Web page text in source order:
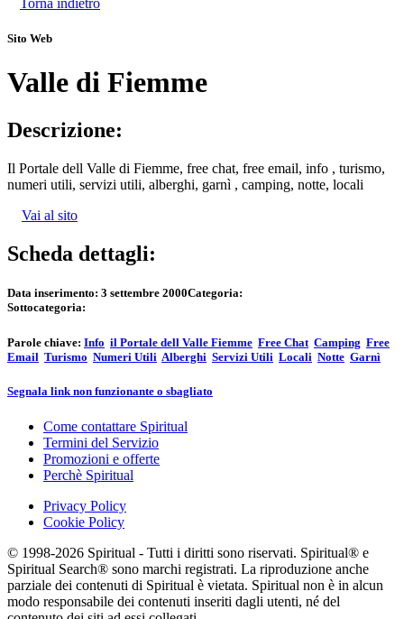
Sito Web
Valle di Fiemme
Descrizione:
Il Portale dell Valle di Fiemme, free chat, free email, info , turismo,
numeri utili, servizi utili, alberghi, garnì , camping, notte, locali
Vai al sito
Scheda dettagli:
Data inserimento: 3 settembre 2000Categoria:
Sottocategoria:
Parole chiave: Info il Portale dell Valle Fiemme Free Chat Camping Free
Email Turismo Numeri Utili Alberghi Servizi Utili Locali Notte Garnì
Segnala link non funzionante o sbagliato
Come contattare Spiritual
Termini del Servizio
Promozioni e offerte
Perchè Spiritual
Privacy Policy
Cookie Policy
© 1998-2026 Spiritual - Tutti i diritti sono riservati. Spiritual® e
Spiritual Search® sono marchi registrati. La riproduzione anche
parziale dei contenuti di Spiritual è vietata. Spiritual non è in alcun
modo responsabile dei contenuti inseriti dagli utenti, né del